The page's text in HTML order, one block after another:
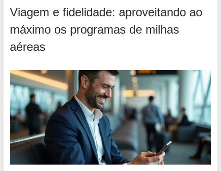
Viagem e fidelidade: aproveitando ao
máximo os programas de milhas
aéreas